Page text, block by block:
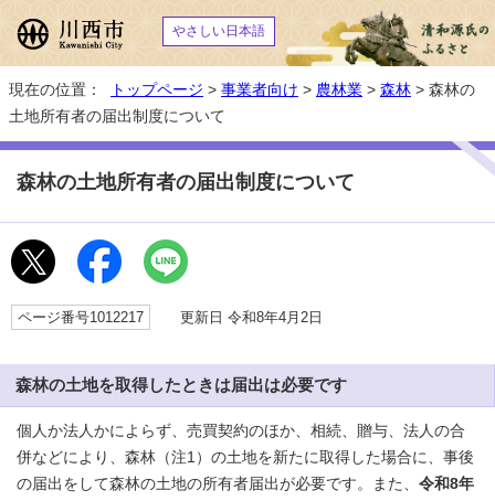
やさしい日本語
現在の位置： トップページ > 事業者向け > 農林業 > 森林 > 森林の
土地所有者の届出制度について
森林の土地所有者の届出制度について
ページ番号1012217 更新日 令和8年4月2日
森林の土地を取得したときは届出は必要です
個人か法人かによらず、売買契約のほか、相続、贈与、法人の合
併などにより、森林（注1）の土地を新たに取得した場合に、事後
の届出をして森林の土地の所有者届出が必要です。また、 令和8年